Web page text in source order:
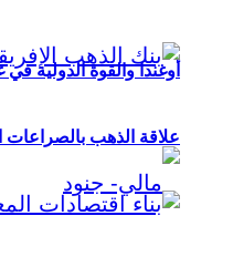
أوغندا والقوة الدولية
علاقة الذهب بالصراعات